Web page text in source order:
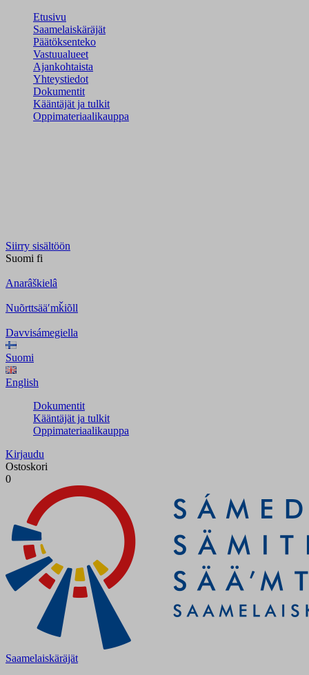
Etusivu
Saamelaiskäräjät
Päätöksenteko
Vastuualueet
Ajankohtaista
Yhteystiedot
Dokumentit
Kääntäjät ja tulkit
Oppimateriaalikauppa
Siirry sisältöön
Suomi fi
Anarâškielâ
Nuõrttsääʹmǩiõll
Davvisámegiella
Suomi
English
Dokumentit
Kääntäjät ja tulkit
Oppimateriaalikauppa
Kirjaudu
Ostoskori
0
Saamelaiskäräjät